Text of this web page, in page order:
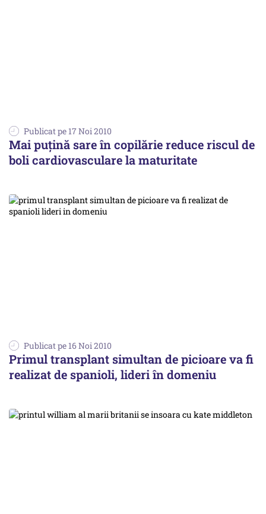
Publicat pe 17 Noi 2010
Mai puţină sare în copilărie reduce riscul de
boli cardiovasculare la maturitate
Publicat pe 16 Noi 2010
Primul transplant simultan de picioare va fi
realizat de spanioli, lideri în domeniu